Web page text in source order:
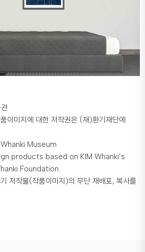
이미지에 대한 저작권은 (재)환기재단에
Museum
products based on KIM Whanki’s
Foundation.
저작물(작품이미지)의 무단 재배포, 복사를